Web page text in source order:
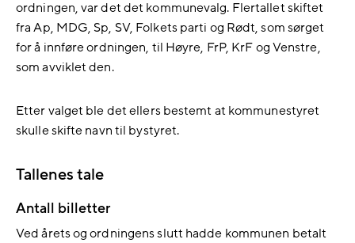
ordningen, var det det kommunevalg. Flertallet skiftet
fra Ap, MDG, Sp, SV, Folkets parti og Rødt, som sørget
for å innføre ordningen, til Høyre, FrP, KrF og Venstre,
som avviklet den.
Etter valget ble det ellers bestemt at kommunestyret
skulle skifte navn til bystyret.
Tallenes tale
Antall billetter
Ved årets og ordningens slutt hadde kommunen betalt